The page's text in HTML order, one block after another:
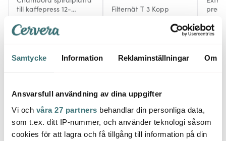
Samtycke Information Reklaminställningar Om
Ansvarsfull användning av dina uppgifter
Vi och våra 27 partners behandlar din personliga data,
som t.ex. ditt IP-nummer, och använder teknologi såsom
cookies för att lagra och få tillgång till information på din
till kaffepress 12-
71 kr 119 kr
Filternät T 3 Kopp
269
Låt dig inspireras av våra kunder